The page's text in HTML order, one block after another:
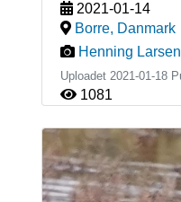
2021-01-14
Borre, Danmark
Henning Larsen
Uploadet 2021-01-18
1081